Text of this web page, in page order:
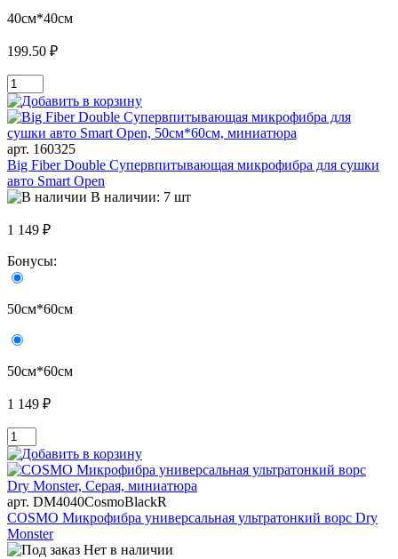
40см*40см
199.50 ₽
арт. 160325
Big Fiber Double Супервпитывающая микрофибра для сушки
авто Smart Open
В наличии: 7 шт
1 149 ₽
Бонусы:
50см*60см
50см*60см
1 149 ₽
арт. DM4040CosmoBlackR
COSMO Микрофибра универсальная ультратонкий ворс Dry
Monster
Нет в наличии